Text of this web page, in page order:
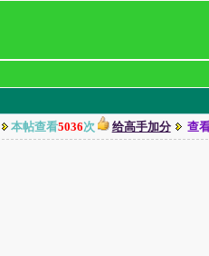
本帖查看5036次 给高手加分 查